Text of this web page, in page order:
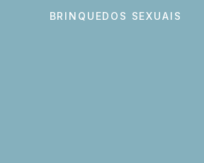
BRINQUEDOS SEXUAIS